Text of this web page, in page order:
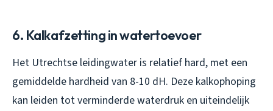
6. Kalkafzetting in watertoevoer
Het Utrechtse leidingwater is relatief hard, met een
gemiddelde hardheid van 8-10 dH. Deze kalkophoping
kan leiden tot verminderde waterdruk en uiteindelijk